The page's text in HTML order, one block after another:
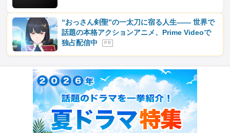
“おっさん剣聖”の一太刀に宿る人生―― 世界で
話題の本格アクションアニメ、Prime Videoで
独占配信中
P R